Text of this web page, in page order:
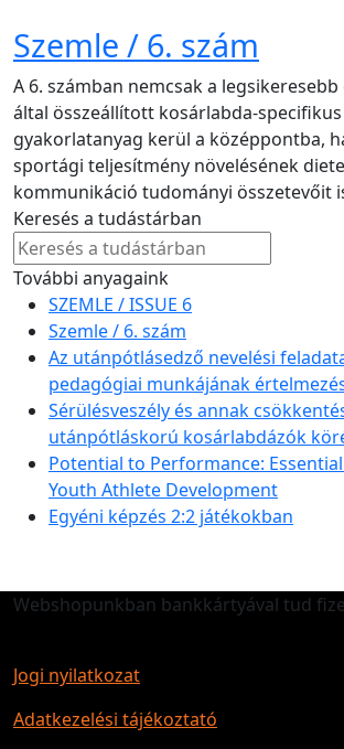
Szemle / 6. szám
A 6. számban nemcsak a
által összeállított kosárlabda-specifikus
gyakorlatanyag kerül a középpontba,
sportági teljesítmény növelésének
kommunikáció tudományi összetevőit
Keresés a tudástárban
További anyagaink
SZEMLE / ISSUE 6
Szemle / 6. szám
Az utánpótlásedző nevelési
pedagógiai munkájának
Sérülésveszély és annak
utánpótláskorú kosárlabdázók
Potential to Performance:
Youth Athlete Development
Egyéni képzés 2:2 játékokban
Webshopunkban bankkártyával tud
Jogi nyilatkozat
Adatkezelési tájékoztató